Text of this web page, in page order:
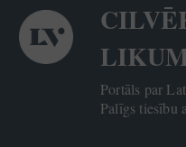
Portāls par
Palīgs tiesību